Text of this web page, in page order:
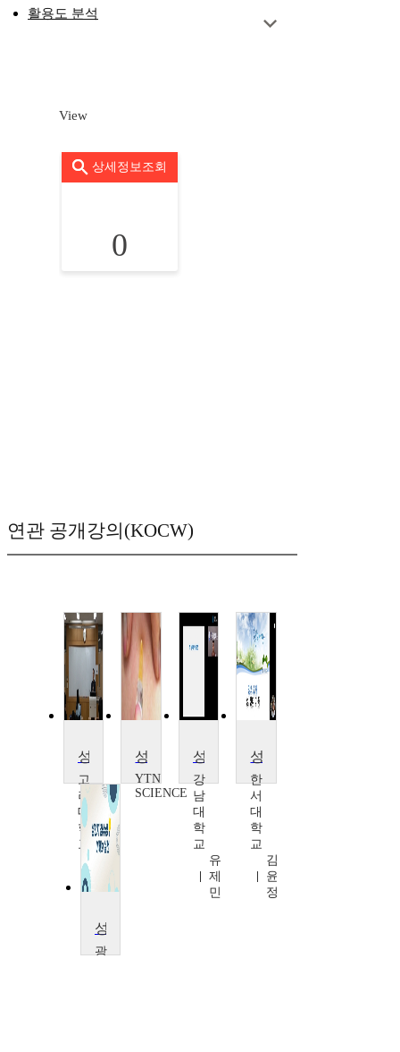
활용도 분석
View
상세정보조회
0
연관 공개강의(KOCW)
고
려
대
학
교
YTN
SCIENCE
강
남
대
학
교
유
제
민
한
서
대
학
교
김
윤
정
광